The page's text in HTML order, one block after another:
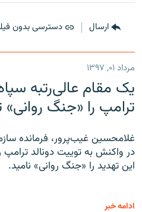
ارسال دسترسی بدون
مرداد ۰۱, ۱۳۹۷
یک مقام عالی‌رتبه
ترامپ را «جنگ
غلامحسین غیب‌پرور، فرمانده
در واکنش به توییت دونالد
این تهدید را «جنگ روانی» نامید.
ادامه خبر